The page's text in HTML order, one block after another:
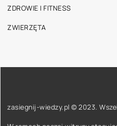
ZDROWIE I FITNESS
ZWIERZĘTA
zasiegnij-wiedzy.pl © 2023.